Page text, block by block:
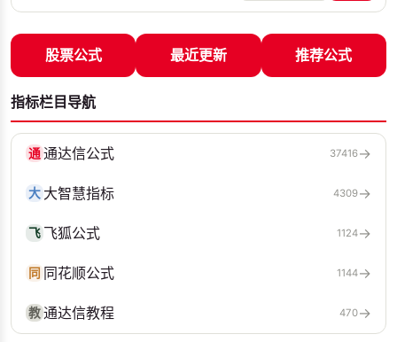
股票公式 最近更新 推荐公式
指标栏目导航
通通达信公式 37416→
大 大智慧指标 4309→
飞 飞狐公式 1124→
同 同花顺公式 1144→
教通达信教程 470→